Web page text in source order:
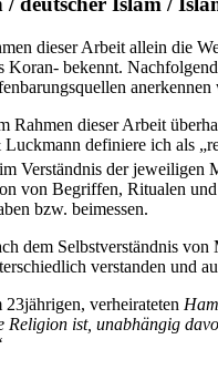
dieser Arbeit allein die
Koran- bekennt.
Rahmen dieser Arbeit
definiere ich als
Verständnis der jeweiligen
von Begriffen, Ritualen und
bzw. beimessen.
dem Selbstverständnis
verstanden und
23jährigen, verheirateten
Religion ist, unabhängig